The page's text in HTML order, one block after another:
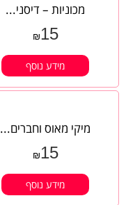
מכוניות – דיסני...
₪15
מידע נוסף
מיקי מאוס וחברים...
₪15
מידע נוסף